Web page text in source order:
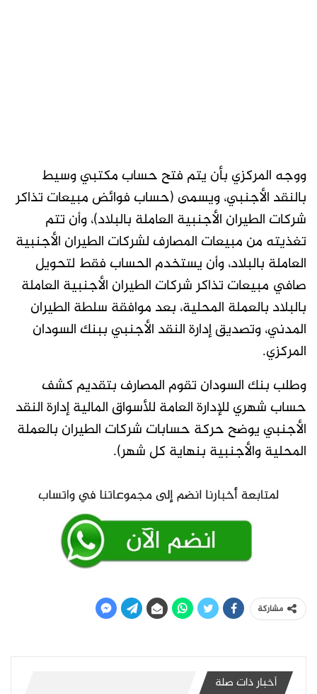
ووجه المركزي بأن يتم فتح حساب مكتبي وسيط
بالنقد الأجنبي، ويسمى (حساب فوائض مبيعات تذاكر
شركات الطيران الأجنبية العاملة بالبلاد)، وأن تتم
تغذيته من مبيعات المصارف لشركات الطيران الأجنبية
العاملة بالبلاد، وأن يستخدم الحساب فقط لتحويل
صافي مبيعات تذاكر شركات الطيران الأجنبية العاملة
بالبلاد بالعملة المحلية، بعد موافقة سلطة الطيران
المدني، وتصديق إدارة النقد الأجنبي ببنك السودان
المركزي.
وطلب بنك السودان تقوم المصارف بتقديم كشف
حساب شهري للإدارة العامة للأسواق المالية إدارة النقد
الأجنبي يوضح حركة حسابات شركات الطيران بالعملة
المحلية والأجنبية بنهاية كل شهر).
مشاركة
أخبار ذات صلة